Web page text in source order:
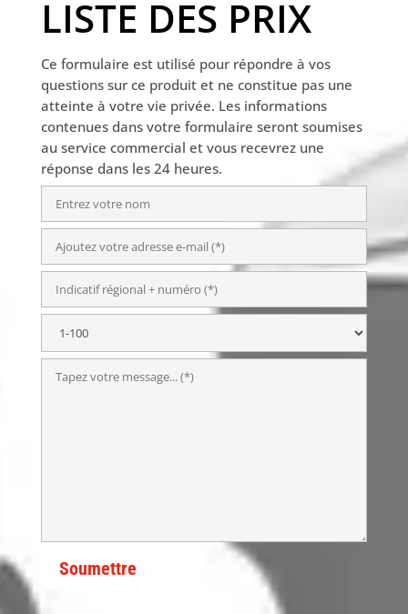
LISTE DES PRIX
Ce formulaire est utilisé pour répondre à vos
questions sur ce produit et ne constitue pas une
atteinte à votre vie privée. Les informations
contenues dans votre formulaire seront soumises
au service commercial et vous recevrez une
réponse dans les 24 heures.
Soumettre